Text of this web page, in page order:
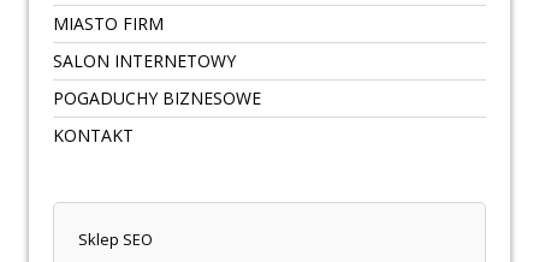
MIASTO FIRM
SALON INTERNETOWY
POGADUCHY BIZNESOWE
KONTAKT
Sklep SEO